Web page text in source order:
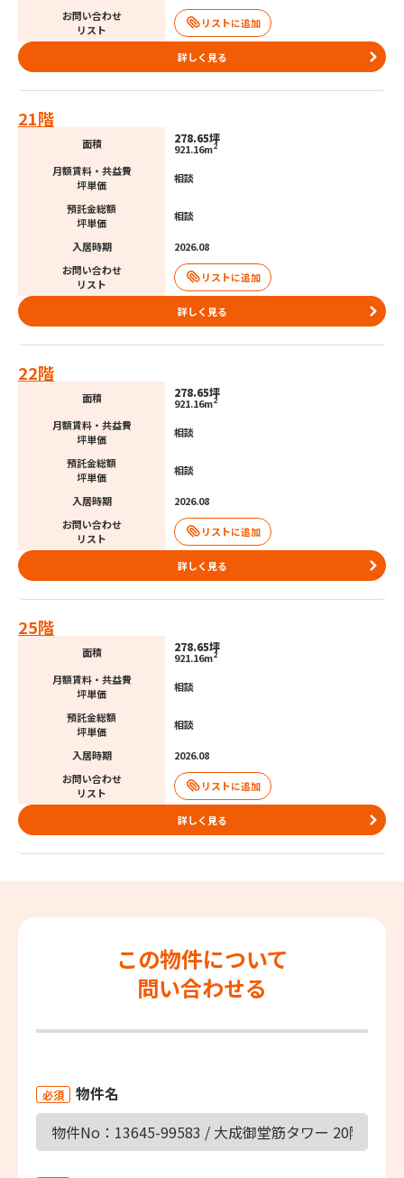
お問い合わせ
リスト
詳しく見る
21階
面積 278.65坪
921.16m2
月額賃料・共益費
坪単価
相談
預託金総額
坪単価
相談
入居時期
2026.08
お問い合わせ
リスト
詳しく見る
22階
面積 278.65坪
921.16m2
月額賃料・共益費
坪単価
相談
預託金総額
坪単価
相談
入居時期
2026.08
お問い合わせ
リスト
詳しく見る
25階
面積 278.65坪
921.16m2
月額賃料・共益費
坪単価
相談
預託金総額
坪単価
相談
入居時期
2026.08
お問い合わせ
リスト
詳しく見る
この物件について
問い合わせる
必須 物件名